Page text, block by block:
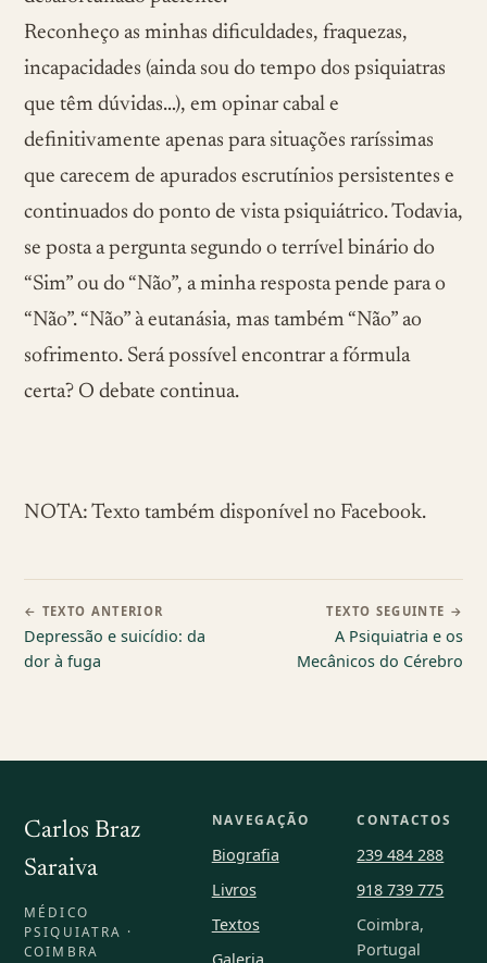
Reconheço as minhas dificuldades, fraquezas,
incapacidades (ainda sou do tempo dos psiquiatras
que têm dúvidas…), em opinar cabal e
definitivamente apenas para situações raríssimas
que carecem de apurados escrutínios persistentes e
continuados do ponto de vista psiquiátrico. Todavia,
se posta a pergunta segundo o terrível binário do
“Sim” ou do “Não”, a minha resposta pende para o
“Não”. “Não” à eutanásia, mas também “Não” ao
sofrimento. Será possível encontrar a fórmula
certa? O debate continua.
NOTA: Texto também disponível no Facebook.
← TEXTO ANTERIOR
Depressão e suicídio: da
dor à fuga
TEXTO SEGUINTE →
A Psiquiatria e os
Mecânicos do Cérebro
Carlos Braz
Saraiva
MÉDICO
PSIQUIATRA ·
COIMBRA
NAVEGAÇÃO
Biografia
Livros
Textos
CONTACTOS
239 484 288
918 739 775
Coimbra,
Portugal